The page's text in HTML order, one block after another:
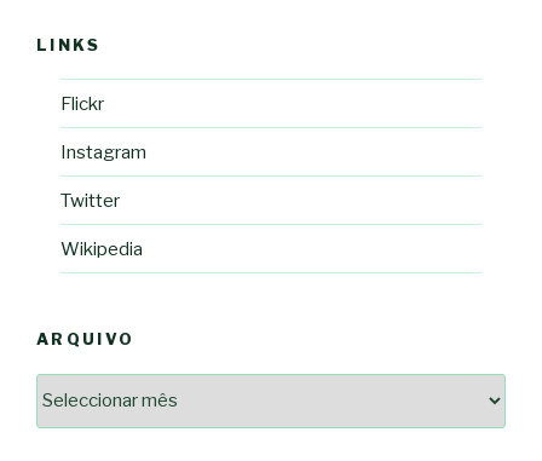
LINKS
Flickr
Instagram
Twitter
Wikipedia
ARQUIVO